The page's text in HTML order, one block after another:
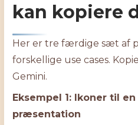
kan kopiere
Her er tre færdige sæt af
forskellige use cases.
Gemini.
Eksempel 1: Ikoner til en
præsentation